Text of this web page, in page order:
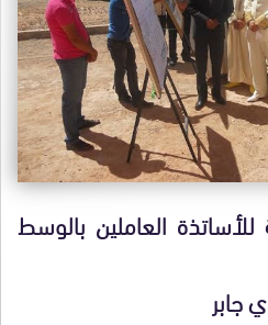
: 25 سكنية للأساتذة العاملين بالوسط
جابر